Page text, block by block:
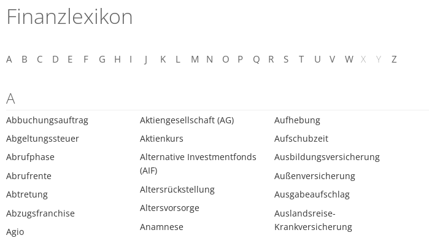
Finanzlexikon
A B C D E F G H I J K L M N O P Q R S T U V W X Y Z
A
Abbuchungsauftrag
Abgeltungssteuer
Abrufphase
Abrufrente
Abtretung
Abzugsfranchise
Agio
Aktiengesellschaft (AG)
Aktienkurs
Alternative Investmentfonds
(AIF)
Altersrückstellung
Altersvorsorge
Anamnese
Aufhebung
Aufschubzeit
Ausbildungsversicherung
Außenversicherung
Ausgabeaufschlag
Auslandsreise-
Krankversicherung